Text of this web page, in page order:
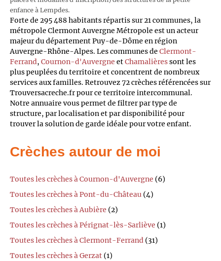
enfance à Lempdes.
Forte de 295 488 habitants répartis sur 21 communes, la
métropole Clermont Auvergne Métropole est un acteur
majeur du département Puy-de-Dôme en région
Auvergne-Rhône-Alpes. Les communes de Clermont-
Ferrand, Cournon-d'Auvergne etChamalièressont les
plus peuplées du territoire et concentrent de nombreux
services aux familles. Retrouvez 72 crèches référencées sur
Trouversacreche.fr pour ce territoire intercommunal.
Notre annuaire vous permet de filtrer par type de
structure, par localisation et par disponibilité pour
trouver la solution de garde idéale pour votre enfant.
Crèches autour de moi
Toutes les crèches à Cournon-d'Auvergne (6)
Toutes les crèches à Pont-du-Château (4)
Toutes les crèches à Aubière (2)
Toutes les crèches à Pérignat-lès-Sarliève (1)
Toutes les crèches à Clermont-Ferrand (31)
Toutes les crèches à Gerzat (1)